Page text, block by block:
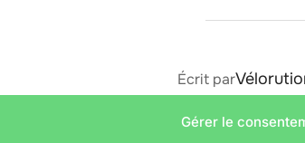
Gérer le
AUTEUR DE LA
Écrit par